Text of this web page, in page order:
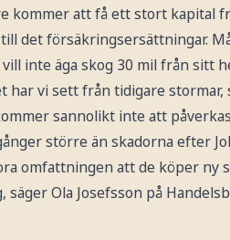
kommer att få ett stort kapital
det försäkringsersättningar.
inte äga skog 30 mil från sitt
vi sett från tidigare stormar,
sannolikt inte att
större än skadorna efter
omfattningen att de köper ny
säger Ola Josefsson på